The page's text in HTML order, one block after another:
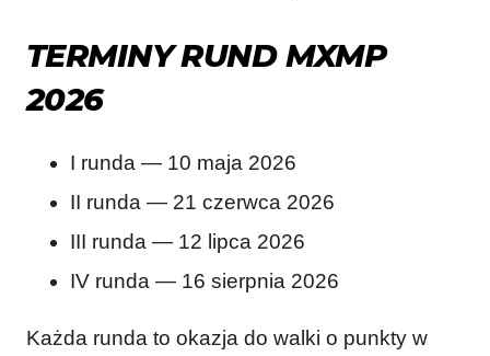
TERMINY RUND MXMP
2026
I runda — 10 maja 2026
II runda — 21 czerwca 2026
III runda — 12 lipca 2026
IV runda — 16 sierpnia 2026
Każda runda to okazja do walki o punkty w